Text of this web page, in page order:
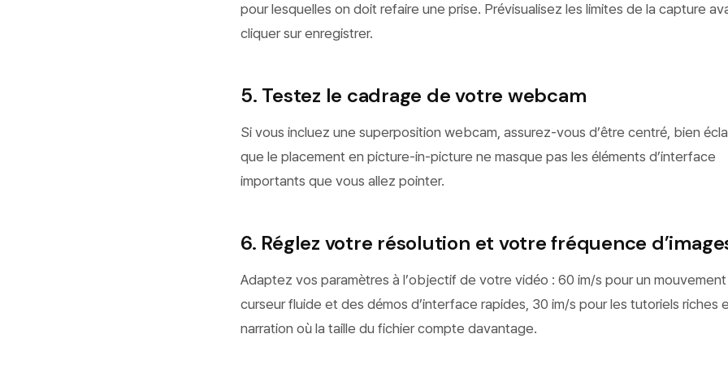
pour lesquelles on doit refaire une prise. Prévisualisez les limites de la capture
cliquer sur enregistrer.
5. Testez le cadrage de votre webcam
Si vous incluez une superposition webcam, assurez-vous d’être centré, bien
que le placement en picture-in-picture ne masque pas les éléments d’interface
importants que vous allez pointer.
6. Réglez votre résolution et votre fréquence
Adaptez vos paramètres à l’objectif de votre vidéo : 60 im/s pour un
curseur fluide et des démos d’interface rapides, 30 im/s pour les tutoriels riches
narration où la taille du fichier compte davantage.